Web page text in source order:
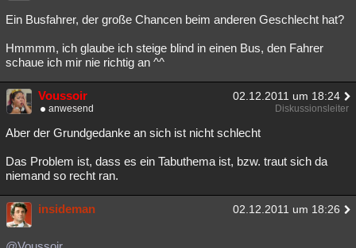
Ein Busfahrer, der große Chancen beim anderen Geschlecht hat?
Hmmmm, ich glaube ich steige blind in einen Bus, den Fahrer
schaue ich mir nie richtig an ^^
Voussoir 02.12.2011 um 18:24
anwesend Diskussionsleiter
Aber der Grundgedanke an sich ist nicht schlecht
Das Problem ist, dass es ein Tabuthema ist, bzw. traut sich da
niemand so recht ran.
insideman 02.12.2011 um 18:26